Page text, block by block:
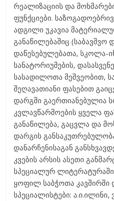
რეალიზაციის და
ფუნქციები.
ადგილი უკავია
განაწილებაშიც (საბავშვო
დაწესებულებათა, სკოლა-
სანატორიუმების,
სასადილოთა მეშვეობით,
შეღავათიანი ფასებით
დარგში გაერთიანებულია
კვლავწარმოების ყველა
განაწილება, გაცვლა და
დარგის
დანარჩენისაგან
კვების არსის ასეთი
სპეციალურ ლიტერატურაში.
ყოფილ საბჭოთა კავშირში
სპეციალისტები: ა.ი.ილინი,